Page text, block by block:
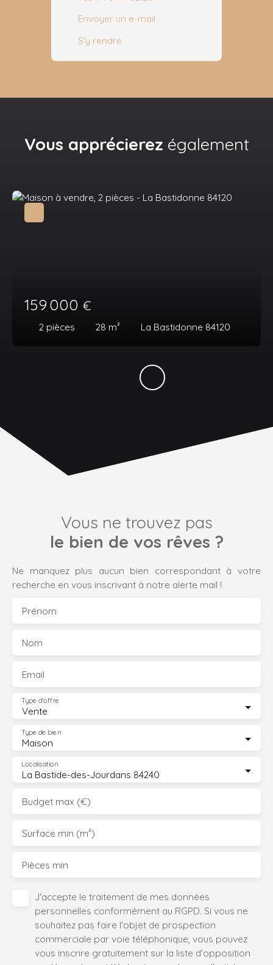
Envoyer un e-mail
S'y rendre
Vous apprécierez également
159 000 €
2 pièces 28 m² La Bastidonne 84120
Vous ne trouvez pas
le bien de vos rêves ?
Ne manquez plus aucun bien correspondant à votre
recherche en vous inscrivant à notre alerte mail !
Prénom
Nom
Email
Vente
Type d'offre
Maison
Type de bien
La Bastide-des-Jourdans 84240
Localisation
Budget max (€)
Surface min (m²)
Pièces min
J'accepte le traitement de mes données
personnelles conformément au RGPD. Si vous ne
souhaitez pas faire l'objet de prospection
commerciale par voie téléphonique, vous pouvez
vous inscrire gratuitement sur la liste d'opposition